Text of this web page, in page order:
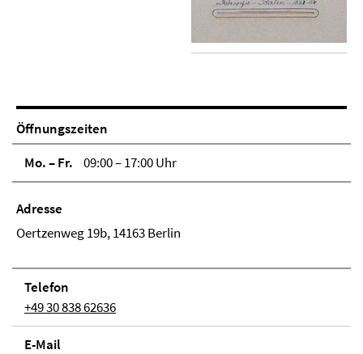
Öffnungszeiten
Mo. – Fr.
09:00 – 17:00 Uhr
Adresse
Oertzenweg 19b, 14163 Berlin
Telefon
+49 30 838 62636
E-Mail